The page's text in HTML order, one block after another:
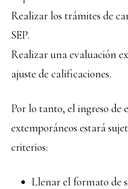
Realizar los trámites de
SEP.
Realizar una evaluación
ajuste de calificaciones.
Por lo tanto, el ingreso de
extemporáneos estará
criterios:
Llenar el formato de